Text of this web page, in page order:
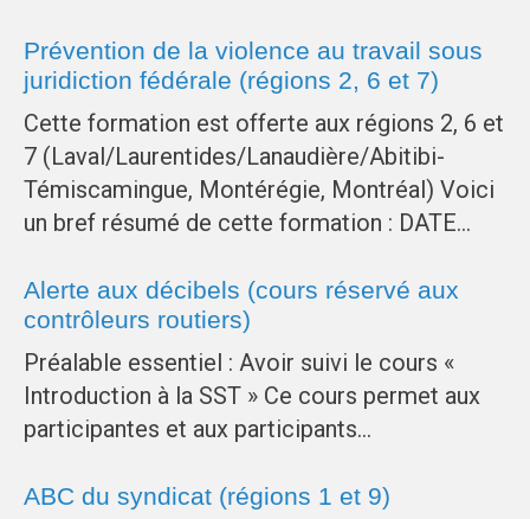
Prévention de la violence au travail sous
juridiction fédérale (régions 2, 6 et 7)
Cette formation est offerte aux régions 2, 6 et
7 (Laval/Laurentides/Lanaudière/Abitibi-
Témiscamingue, Montérégie, Montréal) Voici
un bref résumé de cette formation : DATE…
Alerte aux décibels (cours réservé aux
contrôleurs routiers)
Préalable essentiel : Avoir suivi le cours «
Introduction à la SST » Ce cours permet aux
participantes et aux participants…
ABC du syndicat (régions 1 et 9)